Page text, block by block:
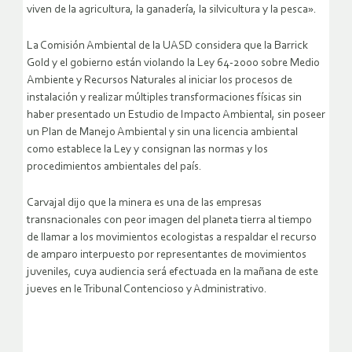
viven de la agricultura, la ganadería, la silvicultura y la pesca».
La Comisión Ambiental de la UASD considera que la Barrick
Gold y el gobierno están violando la Ley 64-2000 sobre Medio
Ambiente y Recursos Naturales al iniciar los procesos de
instalación y realizar múltiples transformaciones físicas sin
haber presentado un Estudio de Impacto Ambiental, sin poseer
un Plan de Manejo Ambiental y sin una licencia ambiental
como establece la Ley y consignan las normas y los
procedimientos ambientales del país.
Carvajal dijo que la minera es una de las empresas
transnacionales con peor imagen del planeta tierra al tiempo
de llamar a los movimientos ecologistas a respaldar el recurso
de amparo interpuesto por representantes de movimientos
juveniles, cuya audiencia será efectuada en la mañana de este
jueves en le Tribunal Contencioso y Administrativo.